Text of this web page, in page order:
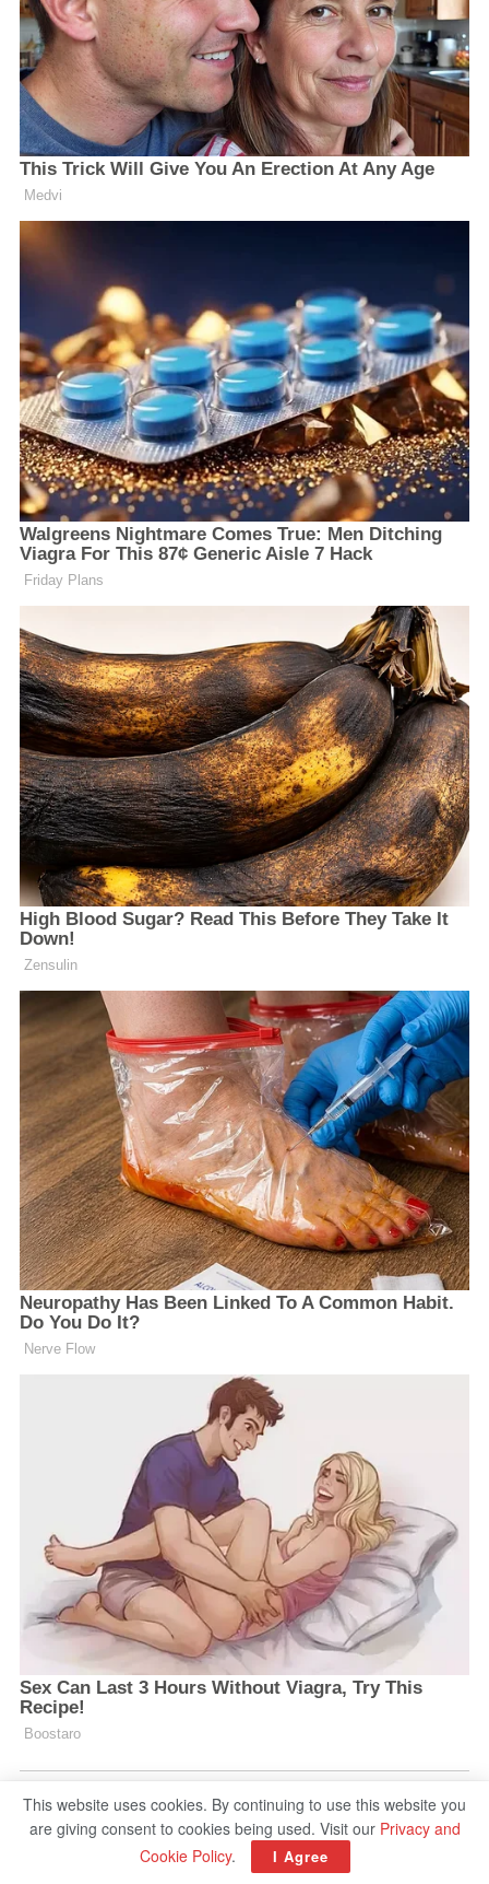
This website uses cookies. By continuing to use this website you
are giving consent to cookies being used. Visit our Privacy and
Cookie Policy. I Agree